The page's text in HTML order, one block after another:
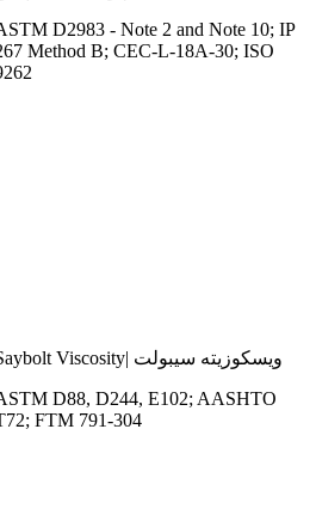
D2983 - Note 2 and Note 10; IP
Method B; CEC-L-18A-30; ISO
Saybolt Viscosity| ویسکوزیته سیبولت
D88, D244, E102; AASHTO
FTM 791-304